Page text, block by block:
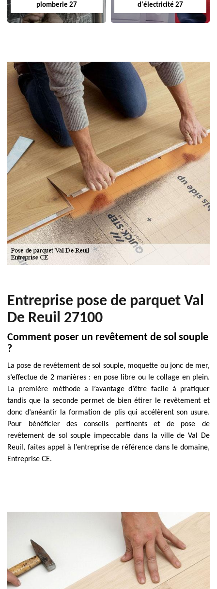
plomberie 27
d'électricité 27
Entreprise pose de parquet Val
De Reuil 27100
Comment poser un revêtement de sol souple
?
La pose de revêtement de sol souple, moquette ou jonc de mer,
s’effectue de 2 manières : en pose libre ou le collage en plein.
La première méthode a l’avantage d’être facile à pratiquer
tandis que la seconde permet de bien étirer le revêtement et
donc d’anéantir la formation de plis qui accélèrent son usure.
Pour bénéficier des conseils pertinents et de pose de
revêtement de sol souple impeccable dans la ville de Val De
Reuil, faites appel à l’entreprise de référence dans le domaine,
Entreprise CE.